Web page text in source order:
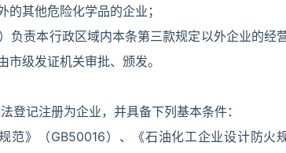
的其他危险化学品的企业；
负责本行政区域内本条第三款规定以外企业的经
级发证机关审批、颁发。
登记注册为企业，并具备下列基本条件：
范》（GB50016）、《石油化工企业设计防火